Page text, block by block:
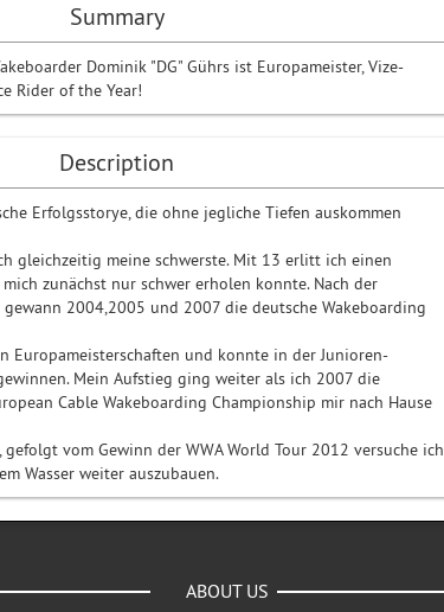
Summary
Dominik "DG" Gührs ist Europameister, Vize-
Rider of the Year!
Description
Erfolgsstorye, die ohne jegliche Tiefen auskommen
gleichzeitig meine schwerste. Mit 13 erlitt ich einen
zunächst nur schwer erholen konnte. Nach der
2004,2005 und 2007 die deutsche Wakeboarding
Europameisterschaften und konnte in der Junioren-
Mein Aufstieg ging weiter als ich 2007 die
Cable Wakeboarding Championship mir nach Hause
vom Gewinn der WWA World Tour 2012 versuche ich
Wasser weiter auszubauen.
ABOUT US